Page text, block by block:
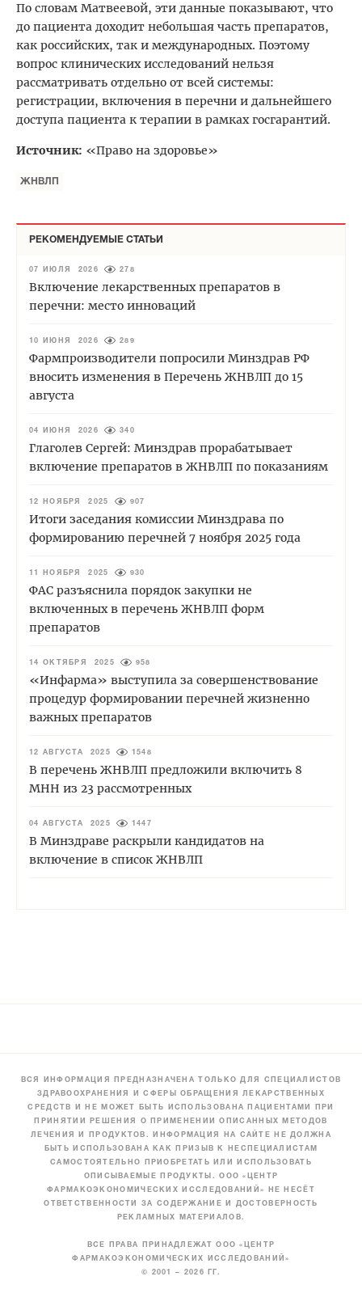
По словам Матвеевой, эти данные показывают, что
до пациента доходит небольшая часть препаратов,
как российских, так и международных. Поэтому
вопрос клинических исследований нельзя
рассматривать отдельно от всей системы:
регистрации, включения в перечни и дальнейшего
доступа пациента к терапии в рамках госгарантий.
Источник: «Право на здоровье»
ЖНВЛП
РЕКОМЕНДУЕМЫЕ СТАТЬИ
07 ИЮЛЯ 2026 278
Включение лекарственных препаратов в
перечни: место инноваций
10 ИЮНЯ 2026 289
Фармпроизводители попросили Минздрав РФ
вносить изменения в Перечень ЖНВЛП до 15
августа
04 ИЮНЯ 2026 340
Глаголев Сергей: Минздрав прорабатывает
включение препаратов в ЖНВЛП по показаниям
12 НОЯБРЯ 2025 907
Итоги заседания комиссии Минздрава по
формированию перечней 7 ноября 2025 года
11 НОЯБРЯ 2025 930
ФАС разъяснила порядок закупки не
включенных в перечень ЖНВЛП форм
препаратов
14 ОКТЯБРЯ 2025 958
«Инфарма» выступила за совершенствование
процедур формировании перечней жизненно
важных препаратов
12 АВГУСТА 2025 1548
В перечень ЖНВЛП предложили включить 8
МНН из 23 рассмотренных
04 АВГУСТА 2025 1447
В Минздраве раскрыли кандидатов на
включение в список ЖНВЛП
ВСЯ ИНФОРМАЦИЯ ПРЕДНАЗНАЧЕНА ТОЛЬКО ДЛЯ СПЕЦИАЛИСТОВ
ЗДРАВООХРАНЕНИЯ И СФЕРЫ ОБРАЩЕНИЯ ЛЕКАРСТВЕННЫХ
СРЕДСТВ И НЕ МОЖЕТ БЫТЬ ИСПОЛЬЗОВАНА ПАЦИЕНТАМИ ПРИ
ПРИНЯТИИ РЕШЕНИЯ О ПРИМЕНЕНИИ ОПИСАННЫХ МЕТОДОВ
ЛЕЧЕНИЯ И ПРОДУКТОВ. ИНФОРМАЦИЯ НА САЙТЕ НЕ ДОЛЖНА
БЫТЬ ИСПОЛЬЗОВАНА КАК ПРИЗЫВ К НЕСПЕЦИАЛИСТАМ
САМОСТОЯТЕЛЬНО ПРИОБРЕТАТЬ ИЛИ ИСПОЛЬЗОВАТЬ
ОПИСЫВАЕМЫЕ ПРОДУКТЫ. ООО «ЦЕНТР
ФАРМАКОЭКОНОМИЧЕСКИХ ИССЛЕДОВАНИЙ» НЕ НЕСЁТ
ОТВЕТСТВЕННОСТИ ЗА СОДЕРЖАНИЕ И ДОСТОВЕРНОСТЬ
РЕКЛАМНЫХ МАТЕРИАЛОВ.
ВСЕ ПРАВА ПРИНАДЛЕЖАТ ООО «ЦЕНТР
ФАРМАКОЭКОНОМИЧЕСКИХ ИССЛЕДОВАНИЙ»
© 2001 – 2026 ГГ.